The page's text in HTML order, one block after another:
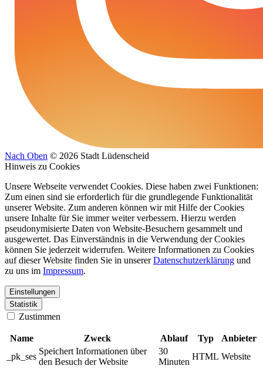
Nach Oben © 2026 Stadt Lüdenscheid
Hinweis zu Cookies
Unsere Webseite verwendet Cookies. Diese haben zwei Funktionen:
Zum einen sind sie erforderlich für die grundlegende Funktionalität
unserer Website. Zum anderen können wir mit Hilfe der Cookies
unsere Inhalte für Sie immer weiter verbessern. Hierzu werden
pseudonymisierte Daten von Website-Besuchern gesammelt und
ausgewertet. Das Einverständnis in die Verwendung der Cookies
können Sie jederzeit widerrufen. Weitere Informationen zu Cookies
auf dieser Website finden Sie in unsererDatenschutzerklärung und
zu uns im Impressum.
Einstellungen
Statistik
Zustimmen
Name Zweck Ablauf Typ
Anbieter
_pk_ses
Speichert Informationen über
den Besuch der Website
30
Minuten
HTML Website